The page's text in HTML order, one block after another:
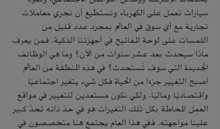
سيارات تعمل على الكهرباء ونستطيع أن نجري معاملات
تجارية مع أي سوق في العالم بمجرد عدد قليل من
اللمسات على لوحة المفاتيح في أجهزتنا الذكية. فمن يعرف
ماذا سيحدث بعد عشر سنوات من الآن؟ وما هي الوظائف
الجديدة التي سوف تُستحدث؟ في هذه المنطقة من العالم
أصبح التغيير جزءًا من الحياة فكل شيء يتغير اجتماعيًا
واقتصاديًا وماليًا. ولكي نكون مستعدين للتغيير في مواقع
العمل المحاطة بكل تلك التغيرات هو في حدِّ ذاته تحدٍّ كبير
علينا مواجهته. ففي هذا العام يجتمع هنا متخصصون في